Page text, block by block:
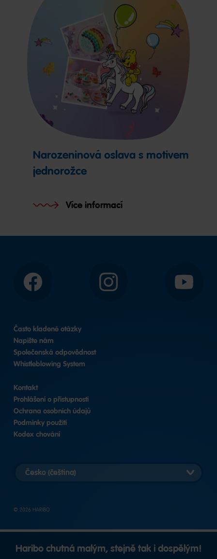
Narozeninová oslava s motivem
jednorožce
Více informací
Facebook Instagram YouTube
Často kladené otázky
Napište nám
Společenská odpovědnost
Whistleblowing System
Kontakt
Prohlášení o přístupnosti
Ochrana osobních údajů
Podmínky použití
Kodex chování
Vybrat
zemi
© 2026 HARIBO
Haribo chutná malým, stejně tak i dospělým!